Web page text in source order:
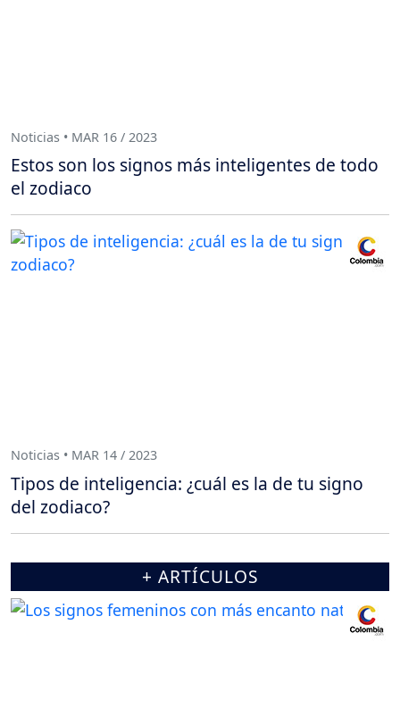
Noticias • MAR 16 / 2023
Estos son los signos más inteligentes de todo
el zodiaco
Noticias • MAR 14 / 2023
Tipos de inteligencia: ¿cuál es la de tu signo
del zodiaco?
+ ARTÍCULOS